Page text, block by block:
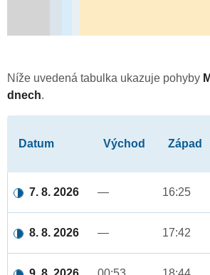
Níže uvedená tabulka ukazuje pohyby
dnech.
Datum Východ Západ
7. 8. 2026 — 16:25
8. 8. 2026 — 17:42